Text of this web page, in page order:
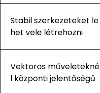
Stabil szerkezeteket le
het vele létrehozni
Vektoros műveletekné
l központi jelentőségű